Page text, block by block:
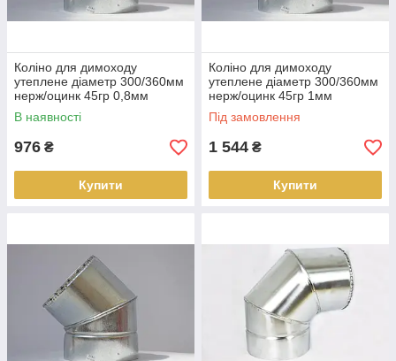
Коліно для димоходу
утеплене діаметр 300/360мм
нерж/оцинк 45гр 0,8мм
(сендвіч) AISI 304
В наявності
976 ₴
Купити
Коліно для димоходу
утеплене діаметр 300/360мм
нерж/оцинк 45гр 1мм
(сендвіч) AISI 304
Під замовлення
1 544 ₴
Купити